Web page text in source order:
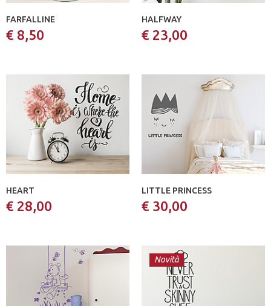
FARFALLINE
€ 8,50
HALFWAY
€ 23,00
HEART
€ 28,00
LITTLE PRINCESS
€ 30,00
Novità